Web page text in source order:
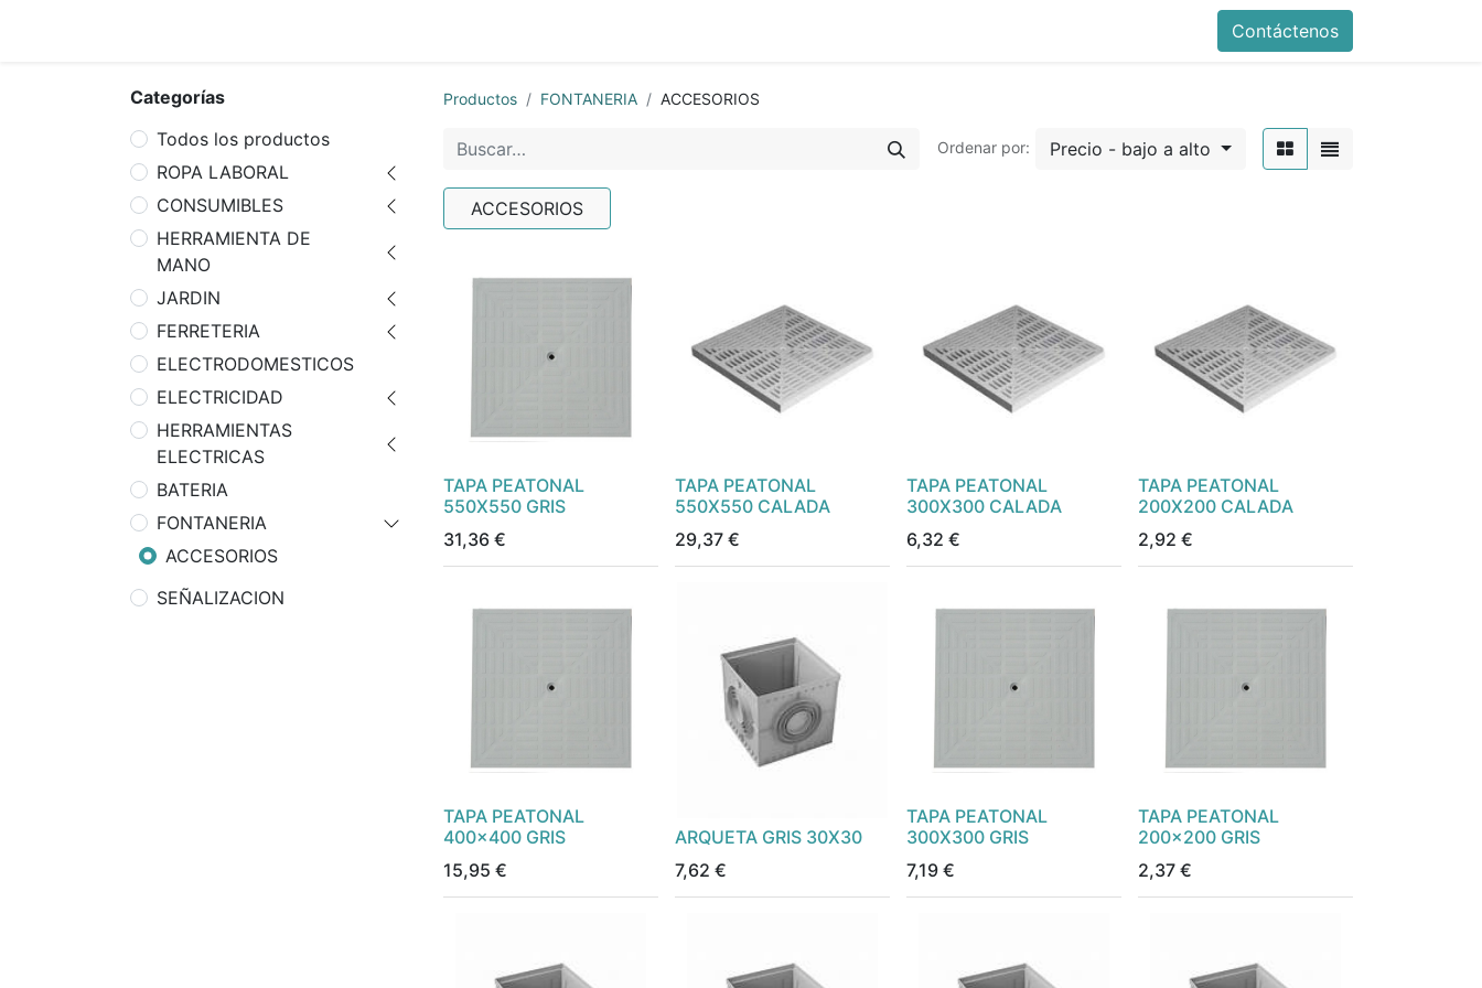
Contáctenos
Categorías
Todos los productos
ROPA LABORAL
CONSUMIBLES
HERRAMIENTA DE
MANO
JARDIN
FERRETERIA
ELECTRODOMESTICOS
ELECTRICIDAD
HERRAMIENTAS
ELECTRICAS
BATERIA
FONTANERIA
ACCESORIOS
SEÑALIZACION
Productos FONTANERIA ACCESORIOS
Ordenar por: Precio - bajo a alto
ACCESORIOS
TAPA PEATONAL
550X550 GRIS
31,36 €
TAPA PEATONAL
550X550 CALADA
29,37 €
TAPA PEATONAL
300X300 CALADA
6,32 €
TAPA PEATONAL
200X200 CALADA
2,92 €
TAPA PEATONAL
400x400 GRIS
15,95 €
ARQUETA GRIS 30X30
7,62 €
TAPA PEATONAL
300X300 GRIS
7,19 €
TAPA PEATONAL
200x200 GRIS
2,37 €